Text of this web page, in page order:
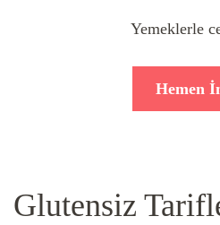
Yemeklerle
Hemen
Glutensiz